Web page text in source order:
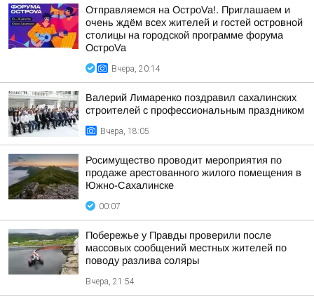
Отправляемся на ОстроVa!. Приглашаем и
очень ждём всех жителей и гостей островной
столицы на городской программе форума
ОстроVa
Вчера, 20:14
Валерий Лимаренко поздравил сахалинских
строителей с профессиональным праздником
Вчера, 18:05
Росимущество проводит мероприятия по
продаже арестованного жилого помещения в
Южно-Сахалинске
00:07
Побережье у Правды проверили после
массовых сообщений местных жителей по
поводу разлива соляры
Вчера, 21:54